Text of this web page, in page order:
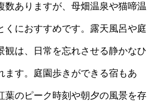
数ありますが、母畑温泉や猫啼温
くにおすすめです。露天風呂や庭
観は、日常を忘れさせる静かなひ
ます。庭園歩きができる宿もあ
葉のピーク時刻や朝夕の風景を存